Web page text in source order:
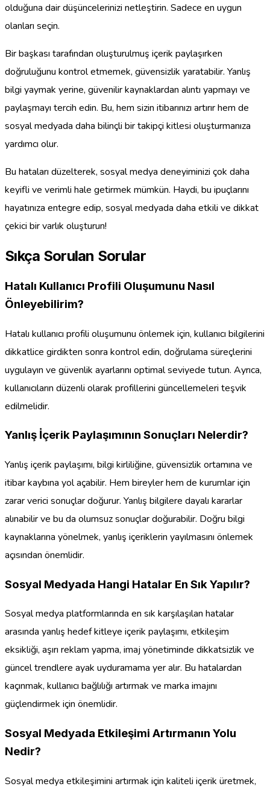
olduğuna dair düşüncelerinizi netleştirin. Sadece en uygun
olanları seçin.
Bir başkası tarafından oluşturulmuş içerik paylaşırken
doğruluğunu kontrol etmemek, güvensizlik yaratabilir. Yanlış
bilgi yaymak yerine, güvenilir kaynaklardan alıntı yapmayı ve
paylaşmayı tercih edin. Bu, hem sizin itibarınızı artırır hem de
sosyal medyada daha bilinçli bir takipçi kitlesi oluşturmanıza
yardımcı olur.
Bu hataları düzelterek, sosyal medya deneyiminizi çok daha
keyifli ve verimli hale getirmek mümkün. Haydi, bu ipuçlarını
hayatınıza entegre edip, sosyal medyada daha etkili ve dikkat
çekici bir varlık oluşturun!
Sıkça Sorulan Sorular
Hatalı Kullanıcı Profili Oluşumunu Nasıl
Önleyebilirim?
Hatalı kullanıcı profili oluşumunu önlemek için, kullanıcı bilgilerini
dikkatlice girdikten sonra kontrol edin, doğrulama süreçlerini
uygulayın ve güvenlik ayarlarını optimal seviyede tutun. Ayrıca,
kullanıcıların düzenli olarak profillerini güncellemeleri teşvik
edilmelidir.
Yanlış İçerik Paylaşımının Sonuçları Nelerdir?
Yanlış içerik paylaşımı, bilgi kirliliğine, güvensizlik ortamına ve
itibar kaybına yol açabilir. Hem bireyler hem de kurumlar için
zarar verici sonuçlar doğurur. Yanlış bilgilere dayalı kararlar
alınabilir ve bu da olumsuz sonuçlar doğurabilir. Doğru bilgi
kaynaklarına yönelmek, yanlış içeriklerin yayılmasını önlemek
açısından önemlidir.
Sosyal Medyada Hangi Hatalar En Sık Yapılır?
Sosyal medya platformlarında en sık karşılaşılan hatalar
arasında yanlış hedef kitleye içerik paylaşımı, etkileşim
eksikliği, aşırı reklam yapma, imaj yönetiminde dikkatsizlik ve
güncel trendlere ayak uyduramama yer alır. Bu hatalardan
kaçınmak, kullanıcı bağlılığı artırmak ve marka imajını
güçlendirmek için önemlidir.
Sosyal Medyada Etkileşimi Artırmanın Yolu
Nedir?
Sosyal medya etkileşimini artırmak için kaliteli içerik üretmek,